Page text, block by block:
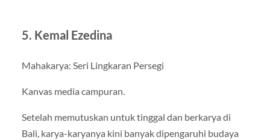
5. Kemal Ezedina
Mahakarya: Seri Lingkaran Persegi
Kanvas media campuran.
Setelah memutuskan untuk tinggal dan berkarya di
Bali, karya-karyanya kini banyak dipengaruhi budaya